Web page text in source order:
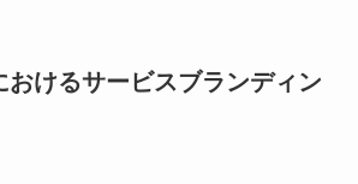
おけるサービスブランディン